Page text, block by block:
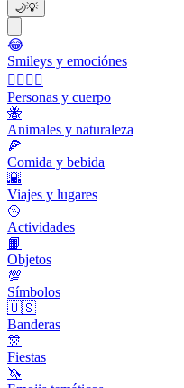
🌙💡
😂
Smileys y emociónes
👩‍❤️‍💋‍👨
Personas y cuerpo
🐝
Animales y naturaleza
🍕
Comida y bebida
🌇
Viajes y lugares
🥎
Actividades
📙
Objetos
💯
Símbolos
🇺🇸
Banderas
🎊
Fiestas
🦄